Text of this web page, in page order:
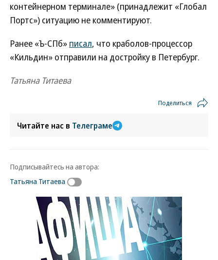
контейнерном терминале» (принадлежит «Глобал
Портс») ситуацию не комментируют.
Ранее «Ъ-СПб» писал, что краболов-процессор
«Кильдин» отправили на достройку в Петербург.
Татьяна Титаева
Поделиться
Читайте нас в Телеграме
Подписывайтесь на автора:
Татьяна Титаева